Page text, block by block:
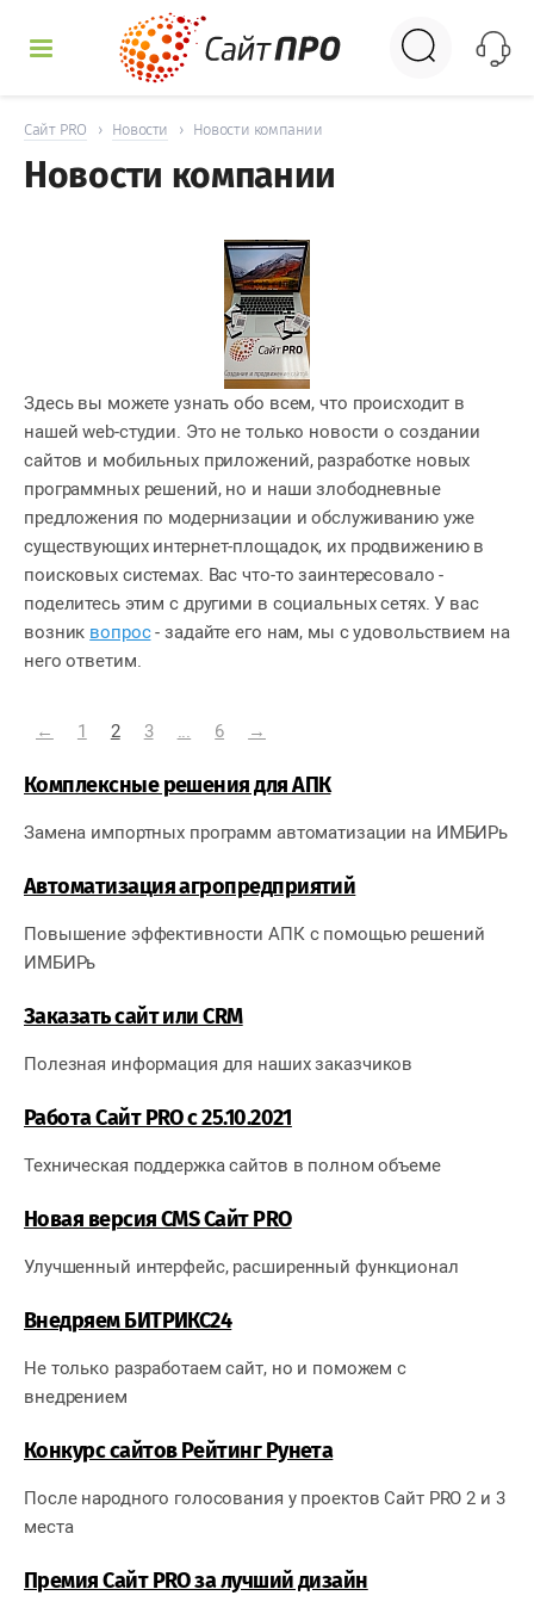
Сайт PRO › Новости › Новости компании
Новости компании
Здесь вы можете узнать обо всем, что происходит в
нашей web-студии. Это не только новости о создании
сайтов и мобильных приложений, разработке новых
программных решений, но и наши злободневные
предложения по модернизации и обслуживанию уже
существующих интернет-площадок, их продвижению в
поисковых системах. Вас что-то заинтересовало -
поделитесь этим с другими в социальных сетях. У вас
возник вопрос- задайте его нам, мы с удовольствием на
него ответим.
← 1 2 3 ... 6 →
Комплексные решения для АПК
Замена импортных программ автоматизации на ИМБИРь
Автоматизация агропредприятий
Повышение эффективности АПК с помощью решений
ИМБИРь
Заказать сайт или CRM
Полезная информация для наших заказчиков
Работа Сайт PRO c 25.10.2021
Техническая поддержка сайтов в полном объеме
Новая версия CMS Сайт PRO
Улучшенный интерфейс, расширенный функционал
Внедряем БИТРИКС24
Не только разработаем сайт, но и поможем с
внедрением
Конкурс сайтов Рейтинг Рунета
После народного голосования у проектов Сайт PRO 2 и 3
места
Премия Сайт PRO за лучший дизайн
УСЛУГИ
КЕЙСЫ
ДОСКА
НОВОСТИ
ОТЗЫВЫ
КОНТАКТЫ